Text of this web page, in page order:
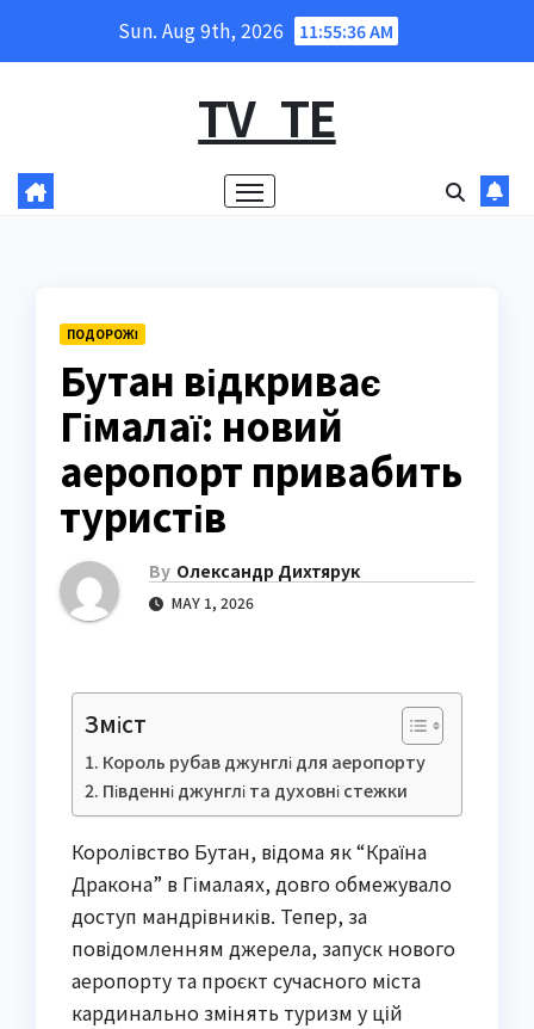
Sun. Aug 9th, 2026 11:55:37 AM
TV_TE
ПОДОРОЖІ
Бутан відкриває
Гімалаї: новий
аеропорт привабить
туристів
By Олександр Дихтярук
MAY 1, 2026
Зміст
Король рубав джунглі для аеропорту
Південні джунглі та духовні стежки
Королівство Бутан, відома як “Країна
Дракона” в Гімалаях, довго обмежувало
доступ мандрівників. Тепер, за
повідомленням джерела, запуск нового
аеропорту та проєкт сучасного міста
кардинально змінять туризм у цій